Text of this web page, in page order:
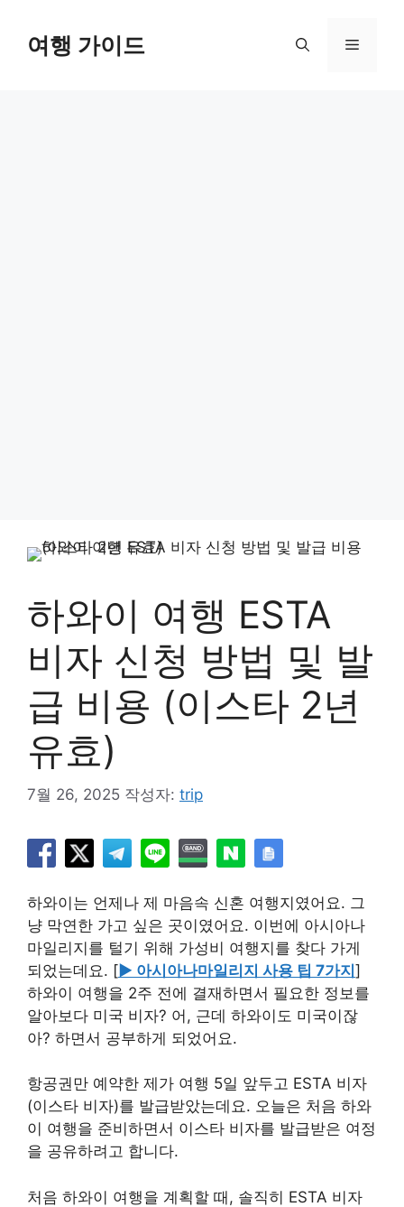
여행 가이드 메
하와이 여행 ESTA
비자 신청 방법 및 발
급 비용 (이스타 2년
유효)
7월 26, 2025 작성자: trip
하와이는 언제나 제 마음속 신혼 여행지였어요. 그
냥 막연한 가고 싶은 곳이였어요. 이번에 아시아나
마일리지를 털기 위해 가성비 여행지를 찾다 가게
되었는데요. [▶ 아시아나마일리지 사용 팁 7가지]
하와이 여행을 2주 전에 결재하면서 필요한 정보를
알아보다 미국 비자? 어, 근데 하와이도 미국이잖
아? 하면서 공부하게 되었어요.
항공권만 예약한 제가 여행 5일 앞두고 ESTA 비자
(이스타 비자)를 발급받았는데요. 오늘은 처음 하와
이 여행을 준비하면서 이스타 비자를 발급받은 여정
을 공유하려고 합니다.
처음 하와이 여행을 계획할 때, 솔직히 ESTA 비자